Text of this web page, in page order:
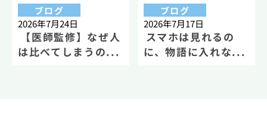
ブログ
2026年7月24日
【医師監修】なぜ人
は比べてしまうの...
ブログ
2026年7月17日
スマホは見れるの
に、物語に入れな...